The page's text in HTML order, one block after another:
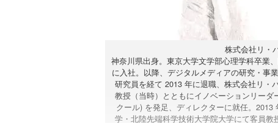
株式会社リ・
神奈川県出身。東京大学文学部心理学科卒業
に入社。以降、デジタルメディアの研究・事
研究員を経て 2013 年に退職、株式会社リ・
教授（当時）とともにイノベーションリー
クール) を発足、ディレクターに就任。
学・北陸先端科学技術大学院大学にて客員